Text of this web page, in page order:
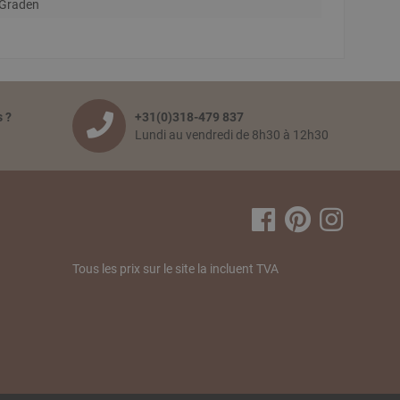
?
+31(0)318-479 837
Lundi au vendredi de 8h30 à 12h30
Tous les prix sur le site la incluent TVA